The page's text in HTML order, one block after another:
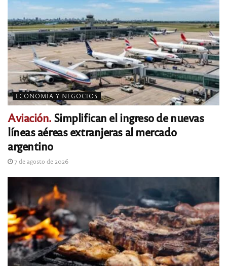
ECONOMÍA Y NEGOCIOS
Aviación. Simplifican el ingreso de nuevas
líneas aéreas extranjeras al mercado
argentino
7 de agosto de 2026